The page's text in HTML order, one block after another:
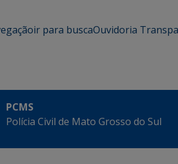
ir para buscaOuvidoria
PCMS
Polícia Civil de Mato Grosso do Sul